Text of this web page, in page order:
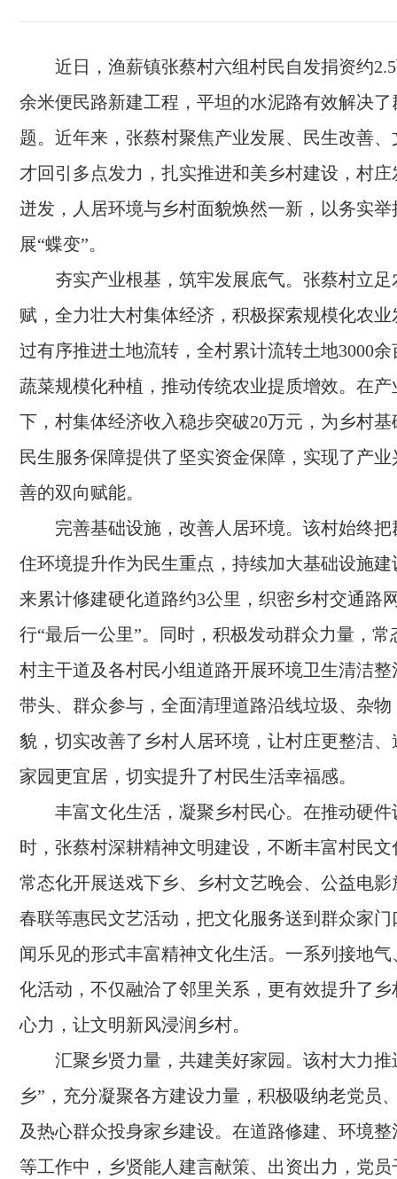
近日，渔薪镇张蔡村六组村民自发捐资约
余米便民路新建工程，平坦的水泥路有效解决
题。近年来，张蔡村聚焦产业发展、民生改善
才回引多点发力，扎实推进和美乡村建设，村
迸发，人居环境与乡村面貌焕然一新，以务实
展“蝶变”。
夯实产业根基，筑牢发展底气。张蔡村立
赋，全力壮大村集体经济，积极探索规模化农
过有序推进土地流转，全村累计流转土地3000
蔬菜规模化种植，推动传统农业提质增效。在
下，村集体经济收入稳步突破20万元，为乡村
民生服务保障提供了坚实资金保障，实现了产
善的双向赋能。
完善基础设施，改善人居环境。该村始终
住环境提升作为民生重点，持续加大基础设施
来累计修建硬化道路约3公里，织密乡村交通路
行“最后一公里”。同时，积极发动群众力量，常
村主干道及各村民小组道路开展环境卫生清洁
带头、群众参与，全面清理道路沿线垃圾、杂
貌，切实改善了乡村人居环境，让村庄更整洁
家园更宜居，切实提升了村民生活幸福感。
丰富文化生活，凝聚乡村民心。在推动硬
时，张蔡村深耕精神文明建设，不断丰富村民
常态化开展送戏下乡、乡村文艺晚会、公益电
春联等惠民文艺活动，把文化服务送到群众家
闻乐见的形式丰富精神文化生活。一系列接地
化活动，不仅融洽了邻里关系，更有效提升了
心力，让文明新风浸润乡村。
汇聚乡贤力量，共建美好家园。该村大力推
乡”，充分凝聚各方建设力量，积极吸纳老党员
及热心群众投身家乡建设。在道路修建、环境
等工作中，乡贤能人建言献策、出资出力，党员